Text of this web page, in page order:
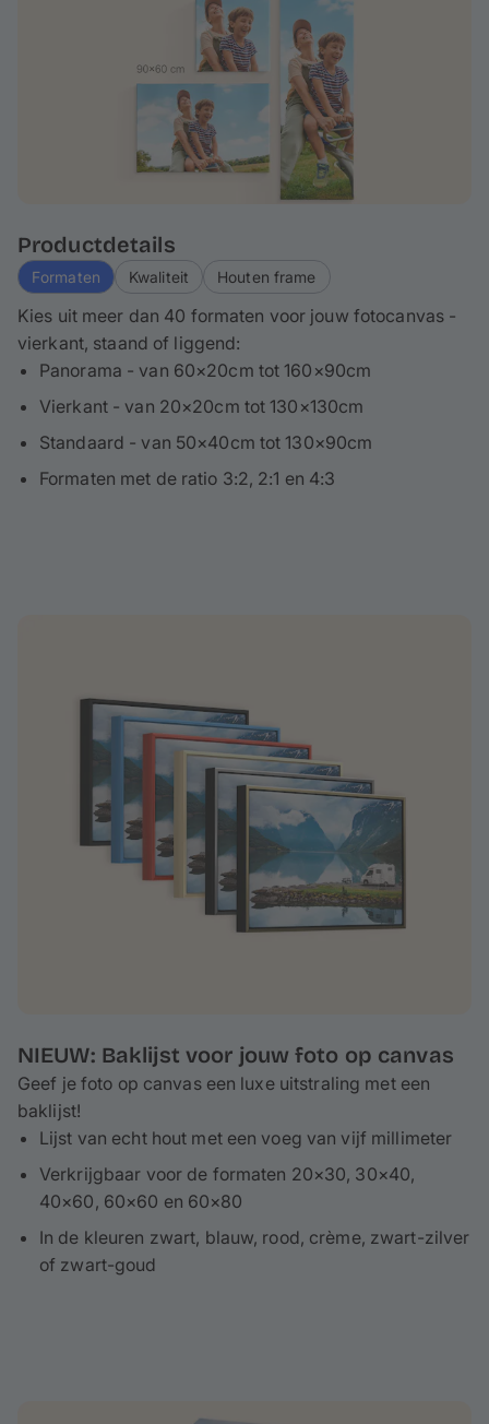
betekent dat ca. 3-5 cm van je foto wordt omgevouwen
aan de rand - houd hier rekening mee bij het
ontwerpen. Als het nodig is, kun je je canvasdoek ook
gemakkelijk schoonmaken.
Productdetails
Formaten Kwaliteit Houten frame
Kies uit meer dan 40 formaten voor jouw fotocanvas -
vierkant, staand of liggend:
Panorama - van 60×20cm tot 160×90cm
Vierkant - van 20×20cm tot 130×130cm
Standaard - van 50×40cm tot 130×90cm
Formaten met de ratio 3:2, 2:1 en 4:3
NIEUW: Baklijst voor jouw foto op canvas
Geef je foto op canvas een luxe uitstraling met een
baklijst!
Lijst van echt hout met een voeg van vijf millimeter
Verkrijgbaar voor de formaten 20×30, 30×40,
40×60, 60×60 en 60×80
In de kleuren zwart, blauw, rood, crème, zwart-zilver
of zwart-goud